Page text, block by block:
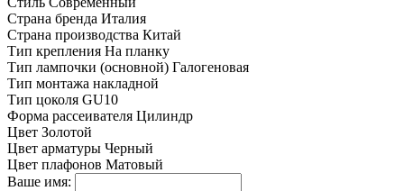
Страна бренда Италия
Страна производства Китай
Тип крепления На планку
Тип лампочки (основной) Галогеновая
Тип монтажа накладной
Тип цоколя GU10
Форма рассеивателя Цилиндр
Цвет Золотой
Цвет арматуры Черный
Цвет плафонов Матовый
Ваше имя: